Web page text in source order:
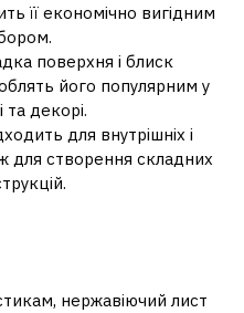
її економічно вигідним
поверхня і блиск
його популярним у
та декорі.
для внутрішніх і
для створення складних
нержавіючий лист